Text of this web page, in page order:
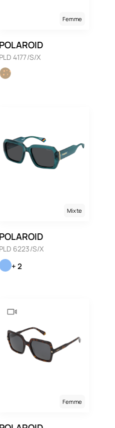
Femme
POLAROID
PLD 4177/S/X
Mixte
POLAROID
PLD 6223/S/X
+ 2
Femme